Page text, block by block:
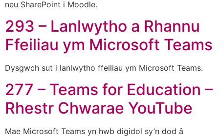
neu SharePoint i Moodle.
293 – Lanlwytho a Rhannu
Ffeiliau ym Microsoft Teams
Dysgwch sut i lanlwytho ffeiliau ym Microsoft Teams.
277 – Teams for Education –
Rhestr Chwarae YouTube
Mae Microsoft Teams yn hwb digidol sy’n dod â